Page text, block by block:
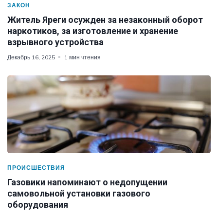
ЗАКОН
Житель Яреги осужден за незаконный оборот
наркотиков, за изготовление и хранение
взрывного устройства
Декабрь 16, 2025 1 мин чтения
ПРОИСШЕСТВИЯ
Газовики напоминают о недопущении
самовольной установки газового
оборудования